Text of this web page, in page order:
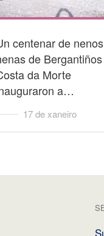
centenar de
de
da Morte
a…
17 de xaneiro